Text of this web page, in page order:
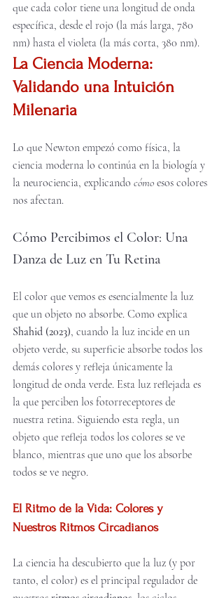
que cada color tiene una longitud de onda
específica, desde el rojo (la más larga, 780
nm) hasta el violeta (la más corta, 380 nm).
La Ciencia Moderna:
Validando una Intuición
Milenaria
Lo que Newton empezó como física, la
ciencia moderna lo continúa en la biología y
la neurociencia, explicando cómo esos colores
nos afectan.
Cómo Percibimos el Color: Una
Danza de Luz en Tu Retina
El color que vemos es esencialmente la luz
que un objeto no absorbe. Como explica
Shahid (2023), cuando la luz incide en un
objeto verde, su superficie absorbe todos los
demás colores y refleja únicamente la
longitud de onda verde. Esta luz reflejada es
la que perciben los fotorreceptores de
nuestra retina. Siguiendo esta regla, un
objeto que refleja todos los colores se ve
blanco, mientras que uno que los absorbe
todos se ve negro.
El Ritmo de la Vida: Colores y
Nuestros Ritmos Circadianos
La ciencia ha descubierto que la luz (y por
tanto, el color) es el principal regulador de